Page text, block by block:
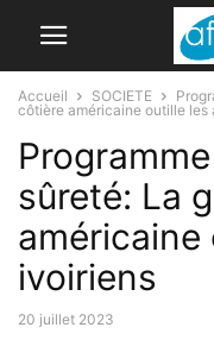
Accueil SOCIETE
côtière américaine outille les
sûreté: La
américaine
ivoiriens
20 juillet 2023